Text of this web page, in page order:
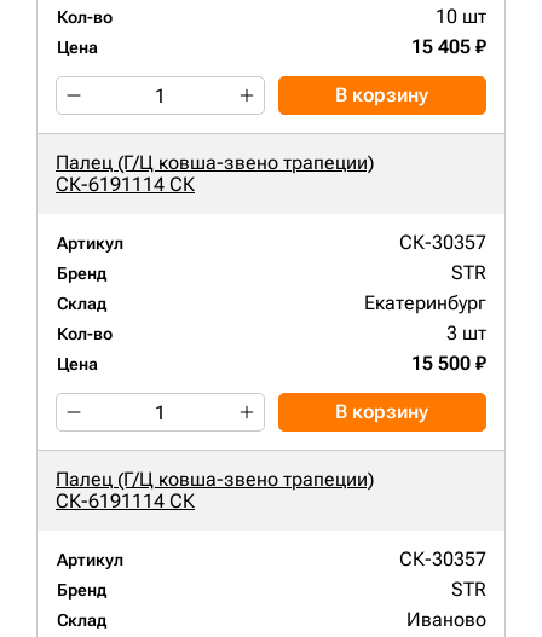
Кол-во 10 шт
Цена 15 405 ₽
В корзину
Палец (Г/Ц ковша-звено трапеции)
СК-6191114 СК
Артикул СК-30357
Бренд STR
Склад Екатеринбург
Кол-во 3 шт
Цена 15 500 ₽
В корзину
Палец (Г/Ц ковша-звено трапеции)
СК-6191114 СК
Артикул СК-30357
Бренд STR
Склад Иваново